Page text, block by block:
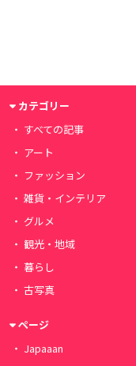
カテゴリー
すべての記事
アート
ファッション
雑貨・インテリア
グルメ
観光・地域
暮らし
古写真
ページ
Japaaan